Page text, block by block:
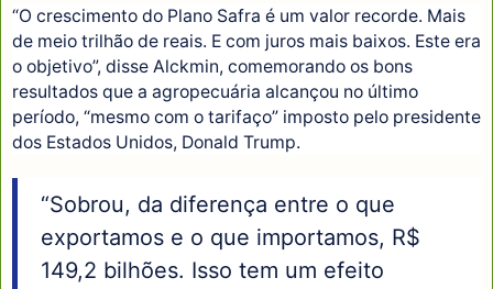
“O crescimento do Plano Safra é um valor recorde. Mais
de meio trilhão de reais. E com juros mais baixos. Este era
o objetivo”, disse Alckmin, comemorando os bons
resultados que a agropecuária alcançou no último
período, “mesmo com o tarifaço” imposto pelo presidente
dos Estados Unidos, Donald Trump.
“Sobrou, da diferença entre o que
exportamos e o que importamos, R$
149,2 bilhões. Isso tem um efeito